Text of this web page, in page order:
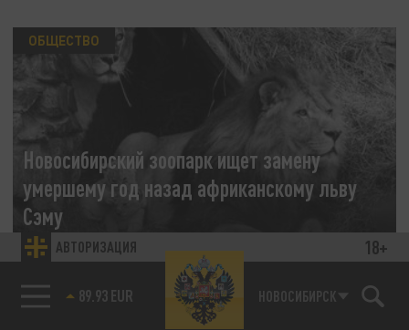
АВТОРИЗАЦИЯ 18+
85.64 BRENT НОВОСИБИРСК
Новосибирский зоопарк ищет замену
умершему год назад африканскому льву
Сэму
ОБЩЕСТВО
13 ФЕВРАЛЯ 17:08
Сотрудники зоопарка и городские власти
ищут генетически здорового самца для